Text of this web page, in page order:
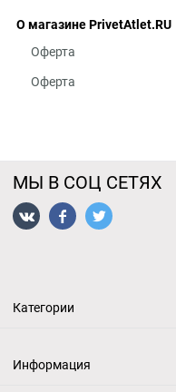
О магазине PrivetAtlet.RU
Оферта
Оферта
МЫ В СОЦ СЕТЯХ
Категории
Информация